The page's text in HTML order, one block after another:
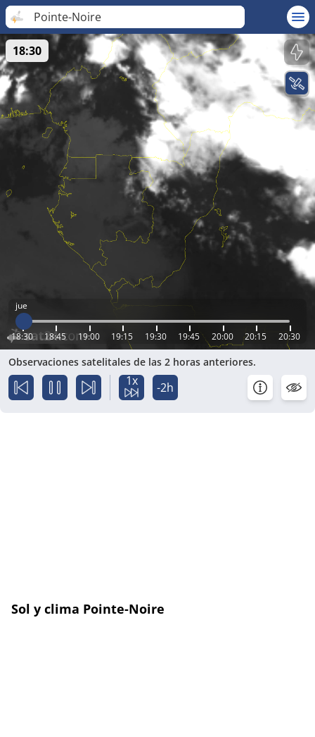
Pointe-Noire
jue
18:30 18:45 19:00 19:15 19:30 19:45 20:00 20:15 20:30
18:30
Observaciones satelitales de las 2 horas anteriores.
1x -2h
Sol y clima Pointe-Noire